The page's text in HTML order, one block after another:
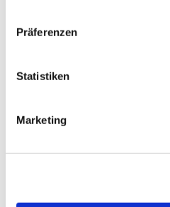
Präferenzen
Statistiken
Marketing